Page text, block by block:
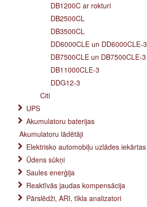
DB1200C ar rokturi
DB2500CL
DB3500CL
DD6000CLE un DD6000CLE-3
DB7500CLE un DB7500CLE-3
DB11000CLE-3
DDG12-3
Citi
UPS
Akumulatoru baterijas
Akumulatoru lādētāji
Elektrisko automobiļu uzlādes iekārtas
Ūdens sūkņi
Saules enerģija
Reaktīvās jaudas kompensācija
Pārslēdži, ARI, tīkla analizatori